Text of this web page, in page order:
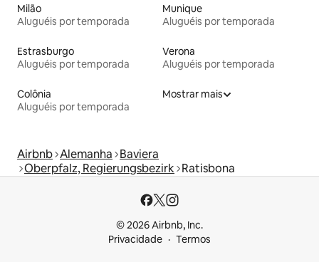
Milão
Aluguéis por temporada
Munique
Aluguéis por temporada
Estrasburgo
Aluguéis por temporada
Verona
Aluguéis por temporada
Colônia
Aluguéis por temporada
Mostrar mais
Airbnb Alemanha Baviera
Oberpfalz, Regierungsbezirk Ratisbona
© 2026 Airbnb, Inc.
Privacidade
Termos